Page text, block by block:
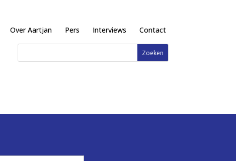
Over Aartjan Pers Interviews Contact